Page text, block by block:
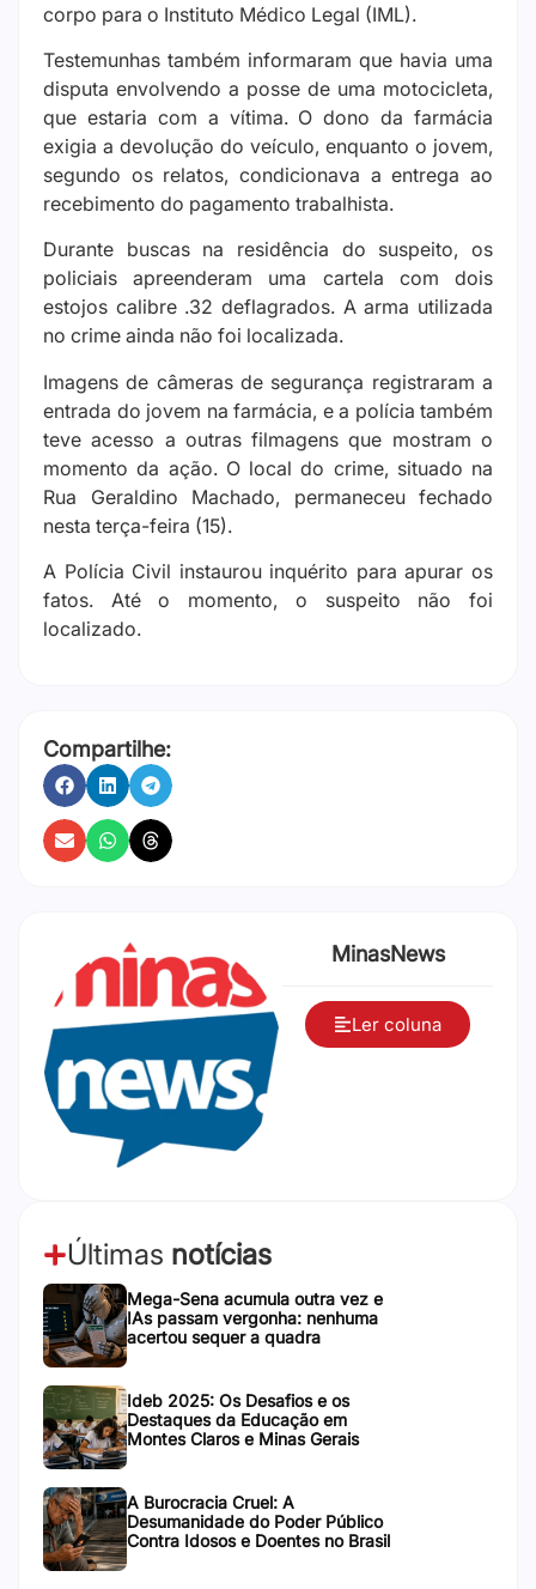
corpo para o Instituto Médico Legal (IML).
Testemunhas também informaram que havia uma
disputa envolvendo a posse de uma motocicleta,
que estaria com a vítima. O dono da farmácia
exigia a devolução do veículo, enquanto o jovem,
segundo os relatos, condicionava a entrega ao
recebimento do pagamento trabalhista.
Durante buscas na residência do suspeito, os
policiais apreenderam uma cartela com dois
estojos calibre .32 deflagrados. A arma utilizada
no crime ainda não foi localizada.
Imagens de câmeras de segurança registraram a
entrada do jovem na farmácia, e a polícia também
teve acesso a outras filmagens que mostram o
momento da ação. O local do crime, situado na
Rua Geraldino Machado, permaneceu fechado
nesta terça-feira (15).
A Polícia Civil instaurou inquérito para apurar os
fatos. Até o momento, o suspeito não foi
localizado.
Compartilhe:
MinasNews
Ler coluna
Últimas notícias
Mega-Sena acumula outra vez e
IAs passam vergonha: nenhuma
acertou sequer a quadra
Ideb 2025: Os Desafios e os
Destaques da Educação em
Montes Claros e Minas Gerais
A Burocracia Cruel: A
Desumanidade do Poder Público
Contra Idosos e Doentes no Brasil